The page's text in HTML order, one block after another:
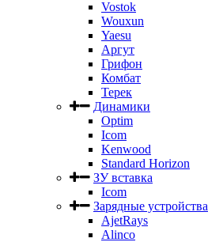
Vostok
Wouxun
Yaesu
Аргут
Грифон
Комбат
Терек
Динамики
Optim
Icom
Kenwood
Standard Horizon
ЗУ вставка
Icom
Зарядные устройства
AjetRays
Alinco